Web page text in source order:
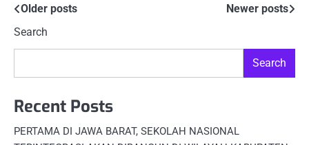
Posts
navigation
Older posts
Newer posts
Search
Search
Recent Posts
PERTAMA DI JAWA BARAT, SEKOLAH NASIONAL